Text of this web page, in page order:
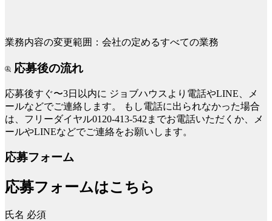
業務内容の変更範囲：会社の定めるすべての業務
応募後の流れ
応募後すぐ〜3日以内に ジョブハウスより電話やLINE、メ
ールなどでご連絡します。
もし電話に出られなかった場合
は、フリーダイヤル0120-413-542までお電話いただくか、メ
ールやLINEなどでご連絡をお願いします。
応募フォーム
応募フォームはこちら
氏名 必須